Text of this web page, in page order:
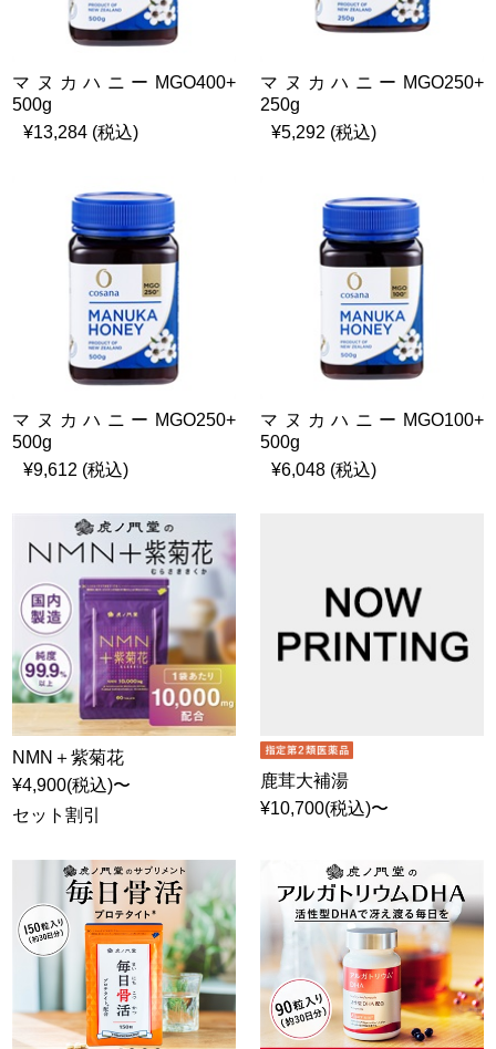
マヌカハニーMGO400+
500g
¥13,284 (税込)
マヌカハニーMGO250+
250g
¥5,292 (税込)
マヌカハニーMGO250+
500g
¥9,612 (税込)
マヌカハニーMGO100+
500g
¥6,048 (税込)
NMN＋紫菊花
¥4,900(税込)〜
セット割引
鹿茸大補湯
¥10,700(税込)〜